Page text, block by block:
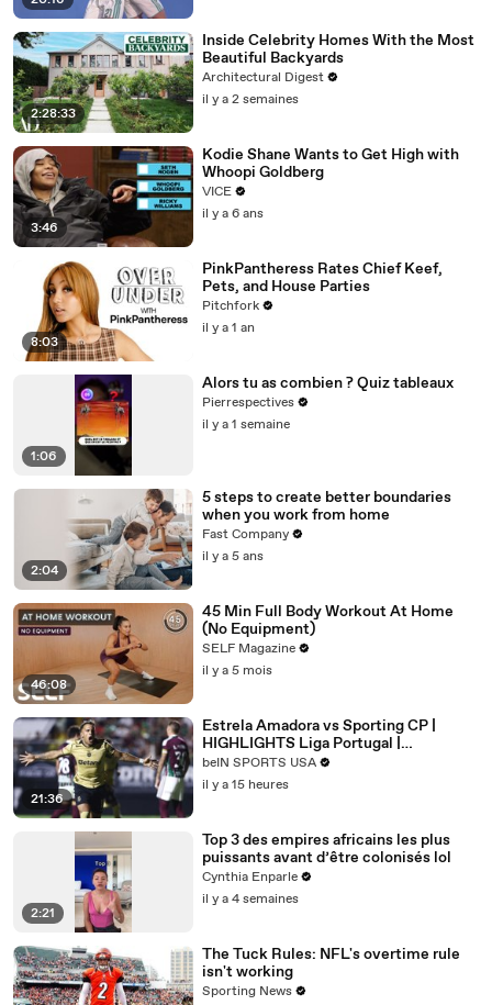
2:28:33
Inside Celebrity Homes With the Most
Beautiful Backyards
Architectural Digest
il y a 2 semaines
3:46
Kodie Shane Wants to Get High with
Whoopi Goldberg
VICE
il y a 6 ans
8:03
PinkPantheress Rates Chief Keef,
Pets, and House Parties
Pitchfork
il y a 1 an
1:06
Alors tu as combien ? Quiz tableaux
Pierrespectives
il y a 1 semaine
2:04
5 steps to create better boundaries
when you work from home
Fast Company
il y a 5 ans
46:08
45 Min Full Body Workout At Home
(No Equipment)
SELF Magazine
il y a 5 mois
21:36
Estrela Amadora vs Sporting CP |
HIGHLIGHTS Liga Portugal |
08/08/2026 | beIN SPORTS USA
beIN SPORTS USA
il y a 15 heures
2:21
Top 3 des empires africains les plus
puissants avant d’être colonisés lol
Cynthia Enparle
il y a 4 semaines
The Tuck Rules: NFL's overtime rule
isn't working
Sporting News